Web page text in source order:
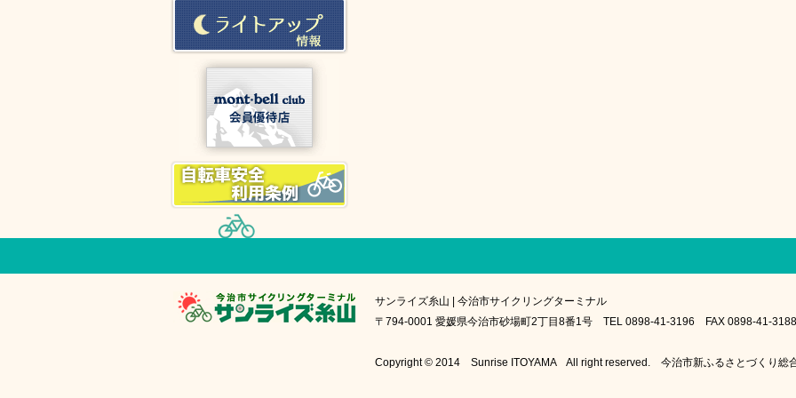
サンライズ糸山 | 今治市サイクリングターミナル
〒794-0001 愛媛県今治市砂場町2丁目8番1号 TEL 0898-41-3196 FAX 0898-41-3188
Copyright © 2014 Sunrise ITOYAMA All right reserved. 今治市新ふるさとづくり総